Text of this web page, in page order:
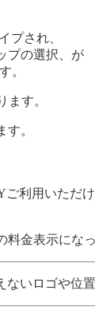
プされ、
プの選択、が
。
す。
。
利用いただけ
金表示に
いロゴや位置